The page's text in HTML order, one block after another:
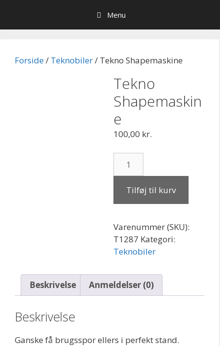
indhold
Menu
Forside/ Teknobiler/ Tekno Shapemaskine
Tekno
Shapemaskin
e
100,00 kr.
Shapemaskine
Tilføj til kurv
Varenummer (SKU):
T1287 Kategori:
Teknobiler
Beskrivelse Anmeldelser (0)
Beskrivelse
Ganske få brugsspor ellers i perfekt stand.